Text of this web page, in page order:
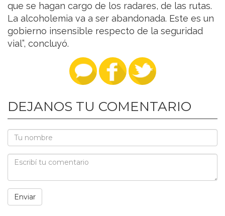
que se hagan cargo de los radares, de las rutas.
La alcoholemia va a ser abandonada. Este es un
gobierno insensible respecto de la seguridad
vial”, concluyó.
DEJANOS TU COMENTARIO